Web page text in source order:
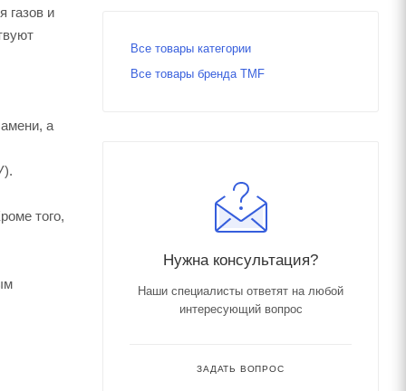
газов и
а
того,
Все товары категории
Все товары бренда TMF
Нужна консультация?
Наши специалисты ответят на любой
интересующий вопрос
ЗАДАТЬ ВОПРОС